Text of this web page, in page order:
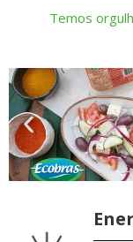
Temos